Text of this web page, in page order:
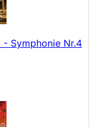
- Symphonie Nr.4